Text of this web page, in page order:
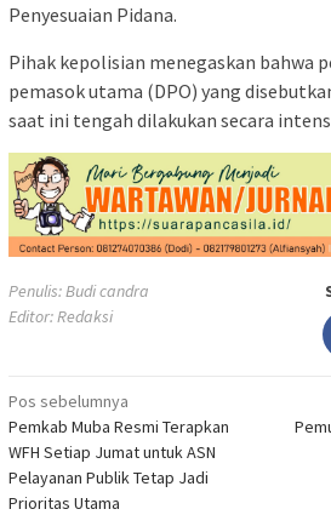
Penyesuaian Pidana.
Pihak kepolisian menegaskan bahwa
pemasok utama (DPO) yang
saat ini tengah dilakukan secara
Penulis: Budi candra
Editor: Redaksi
Navigasi
pos
Pos sebelumnya
Pemkab Muba Resmi Terapkan
WFH Setiap Jumat untuk ASN
Pelayanan Publik Tetap Jadi
Prioritas Utama